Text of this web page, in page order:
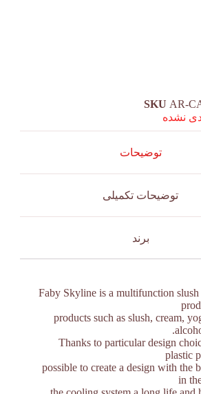
SKUAR-
نشده
توضیحات
توضیحات تکمیلی
برند
Faby Skyline is a multifunction slush
products such as slush, cream,
Thanks to particular design
plastic
possible to create a design with the
in